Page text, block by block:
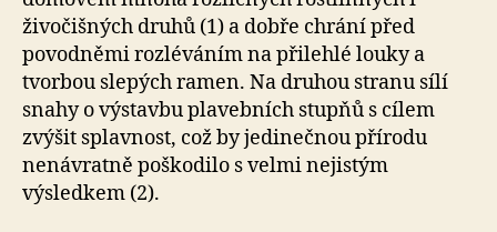
živočišných druhů (1) a dobře chrání před
povodněmi rozléváním na přilehlé louky a
tvorbou slepých ramen. Na druhou stranu sílí
snahy o výstavbu plavebních stupňů s cílem
zvýšit splavnost, což by jedinečnou přírodu
nenávratně poškodilo s velmi nejistým
výsledkem (2).